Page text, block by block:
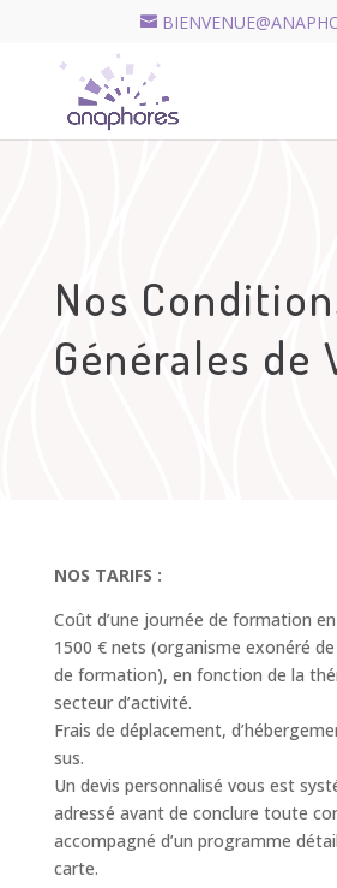
Nos
Générales de
NOS TARIFS :
Coût d’une journée de formation
1500 € nets (organisme exonéré
de formation), en fonction de la
secteur d’activité.
Frais de déplacement,
sus.
Un devis personnalisé vous est
adressé avant de conclure toute
accompagné d’un programme
carte.